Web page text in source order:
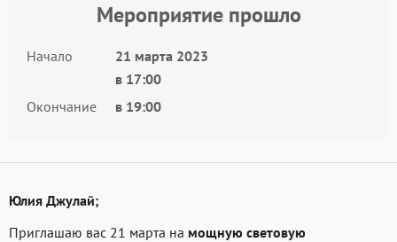
Мероприятие прошло
Начало
21 марта 2023
в 17:00
Окончание
в 19:00
Юлия Джулай;
Приглашаю вас 21 марта на мощную световую